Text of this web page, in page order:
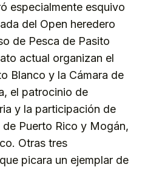
especialmente esquivo
del Open heredero
de Pesca de Pasito
actual organizan el
Blanco y la Cámara de
el patrocinio de
y la participación de
Puerto Rico y Mogán,
Otras tres
picara un ejemplar de